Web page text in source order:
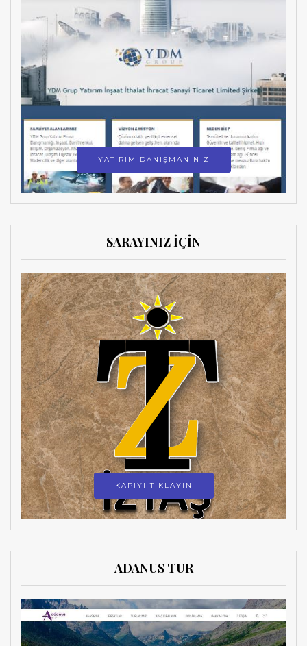
YATIRIM DANIŞMANINIZ
SARAYINIZ İÇİN
KAPIYI TIKLAYIN
ADANUS TUR